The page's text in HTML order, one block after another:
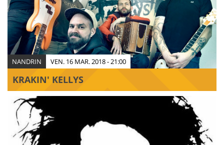
NANDRIN VEN. 16 MAR. 2018 - 21:00
KRAKIN' KELLYS